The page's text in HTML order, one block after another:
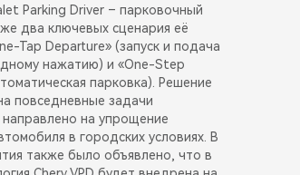
Parking Driver – парковочный
два ключевых сценария её
Tap Departure» (запуск и подача
нажатию) и «One-Step
парковка). Решение
повседневные задачи
направлено на упрощение
в городских условиях. В
также было объявлено, что в